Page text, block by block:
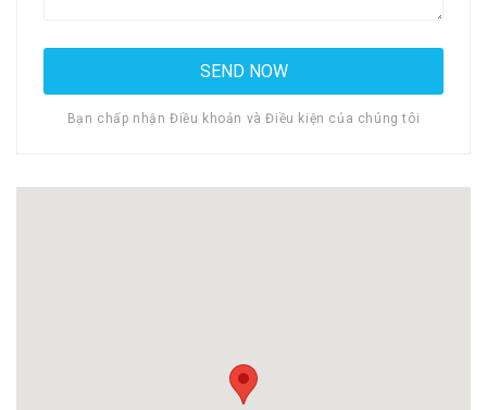
Bạn chấp nhận Điều khoản và Điều kiện của chúng tôi